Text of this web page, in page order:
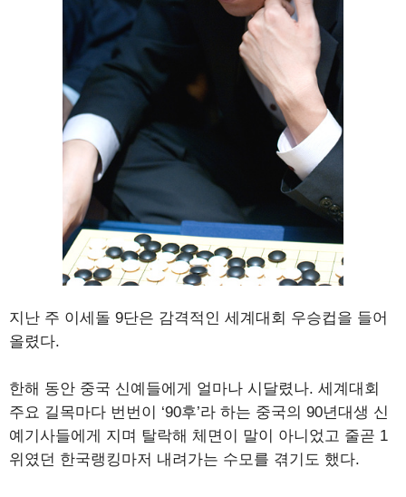
지난 주 이세돌 9단은 감격적인 세계대회 우승컵을 들어
올렸다.
한해 동안 중국 신예들에게 얼마나 시달렸나. 세계대회
주요 길목마다 번번이 ‘90후’라 하는 중국의 90년대생 신
예기사들에게 지며 탈락해 체면이 말이 아니었고 줄곧 1
위였던 한국랭킹마저 내려가는 수모를 겪기도 했다.